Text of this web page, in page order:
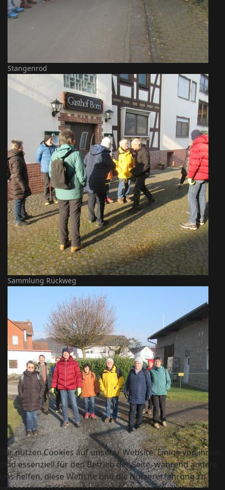
Stangenrod
Sammlung Rückweg
Wir nutzen Cookies auf unserer Website. Einige von ihnen
sind essenziell für den Betrieb der Seite, während andere
uns helfen, diese Website und die Nutzererfahrung zu